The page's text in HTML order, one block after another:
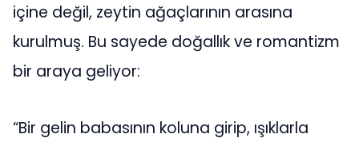
içine değil, zeytin ağaçlarının arasına
kurulmuş. Bu sayede doğallık ve romantizm
bir araya geliyor:
“Bir gelin babasının koluna girip, ışıklarla